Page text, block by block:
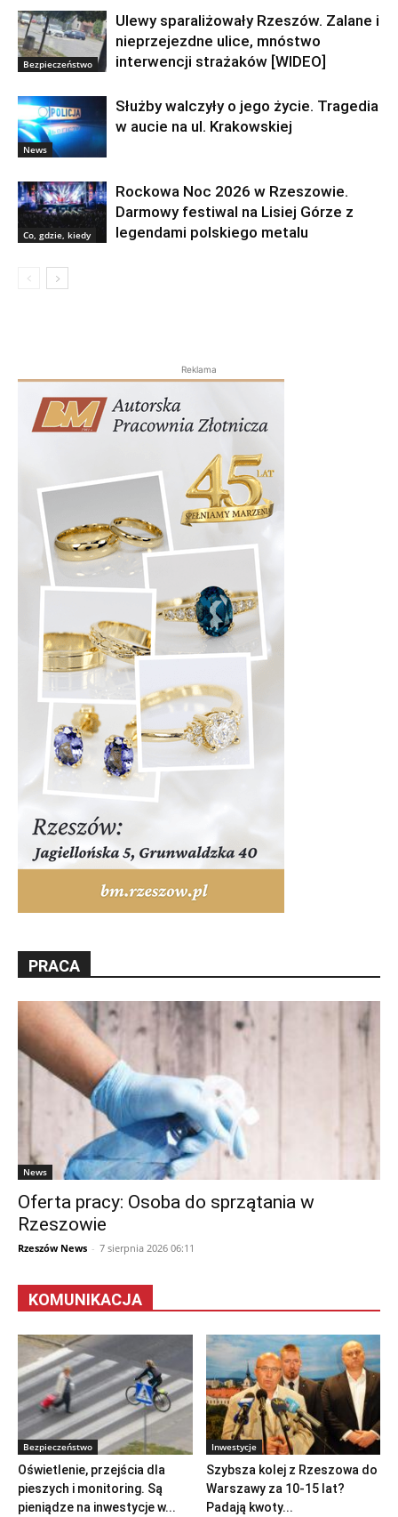
Bezpieczeństwo
Ulewy sparaliżowały Rzeszów. Zalane i
nieprzejezdne ulice, mnóstwo
interwencji strażaków [WIDEO]
News
Służby walczyły o jego życie. Tragedia
w aucie na ul. Krakowskiej
Co, gdzie, kiedy
Rockowa Noc 2026 w Rzeszowie.
Darmowy festiwal na Lisiej Górze z
legendami polskiego metalu
Reklama
PRACA
News
Oferta pracy: Osoba do sprzątania w
Rzeszowie
Rzeszów News - 7 sierpnia 2026 06:11
KOMUNIKACJA
Bezpieczeństwo
Oświetlenie, przejścia dla
pieszych i monitoring. Są
pieniądze na inwestycje w...
Inwestycje
Szybsza kolej z Rzeszowa do
Warszawy za 10-15 lat?
Padają kwoty...